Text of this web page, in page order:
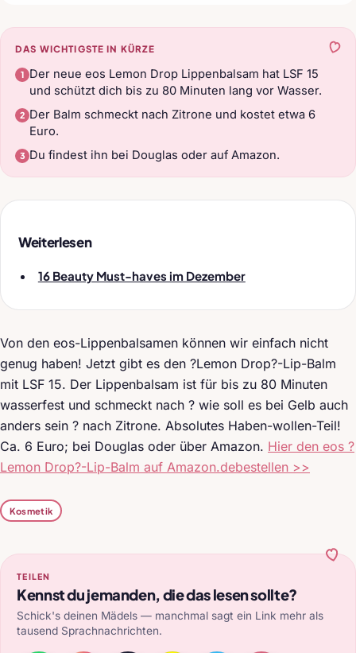
DAS WICHTIGSTE IN KÜRZE
Der neue eos Lemon Drop Lippenbalsam hat LSF 15
und schützt dich bis zu 80 Minuten lang vor Wasser.
Der Balm schmeckt nach Zitrone und kostet etwa 6
Euro.
Du findest ihn bei Douglas oder auf Amazon.
Weiterlesen
16 Beauty Must-haves im Dezember
Von den eos-Lippenbalsamen können wir einfach nicht
genug haben! Jetzt gibt es den ?Lemon Drop?-Lip-Balm
mit LSF 15. Der Lippenbalsam ist für bis zu 80 Minuten
wasserfest und schmeckt nach ? wie soll es bei Gelb auch
anders sein ? nach Zitrone. Absolutes Haben-wollen-Teil!
Ca. 6 Euro; bei Douglas oder über Amazon. Hier den eos ?
Lemon Drop?-Lip-Balm auf Amazon.debestellen >>
Kosmetik
TEILEN
Kennst du jemanden, die das lesen sollte?
Schick's deinen Mädels — manchmal sagt ein Link mehr als
tausend Sprachnachrichten.